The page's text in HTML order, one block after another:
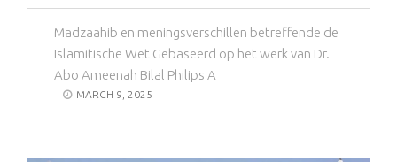
Madzaahib en meningsverschillen betreffende de
Islamitische Wet Gebaseerd op het werk van Dr.
Abo Ameenah Bilal Philips A
MARCH 9, 2025